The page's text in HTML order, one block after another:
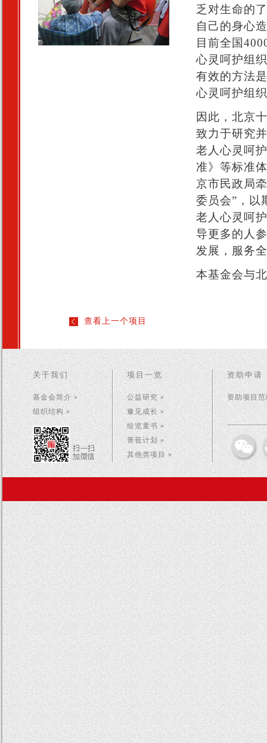
乏对生命的
自己的身心
目前全国
心灵呵护组
有效的方法
心灵呵护组
因此，北京
致力于研究
老人心灵呵
准》等标准
京市民政局
委员会”，以
老人心灵呵
导更多的人
发展，服务
本基金会与
查看上一个项目
关于我们
基金会简介 »
组织结构 »
项目一览
公益研究 »
豫见成长 »
绘览童书 »
菁莪计划 »
其他类项目 »
资助申请
资助项目